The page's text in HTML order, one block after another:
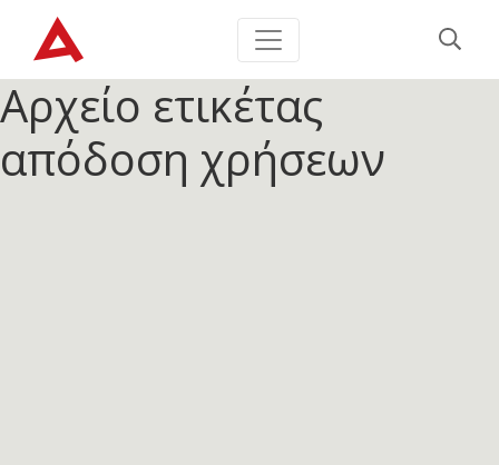
Αρχείο ετικέτας
απόδοση χρήσεων